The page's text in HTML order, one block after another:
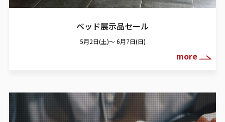
ベッド展示品セール
5月2日(土)～ 6月7日(日)
more